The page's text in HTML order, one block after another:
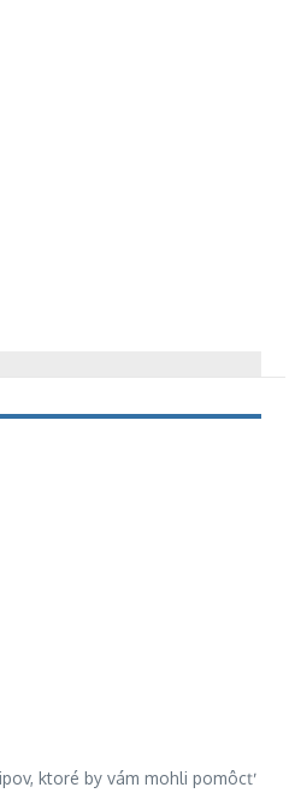
ktoré by vám mohli pomôcť